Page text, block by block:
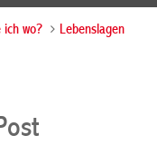
ich wo? Lebenslagen